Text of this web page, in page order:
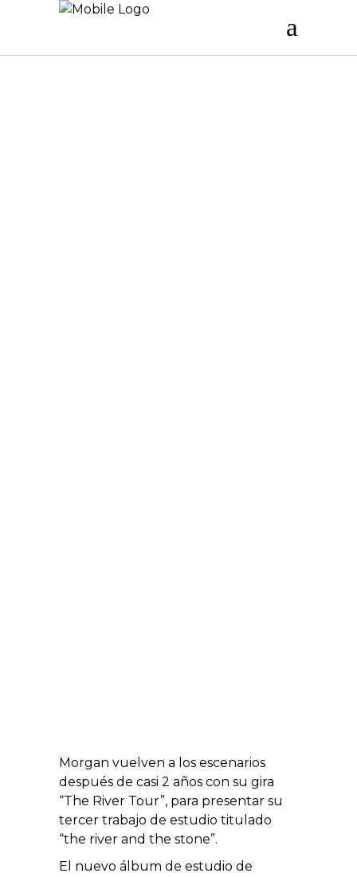
Morgan vuelven a los escenarios
después de casi 2 años con su gira
“The River Tour”, para presentar su
tercer trabajo de estudio titulado
“the river and the stone”.
El nuevo álbum de estudio de